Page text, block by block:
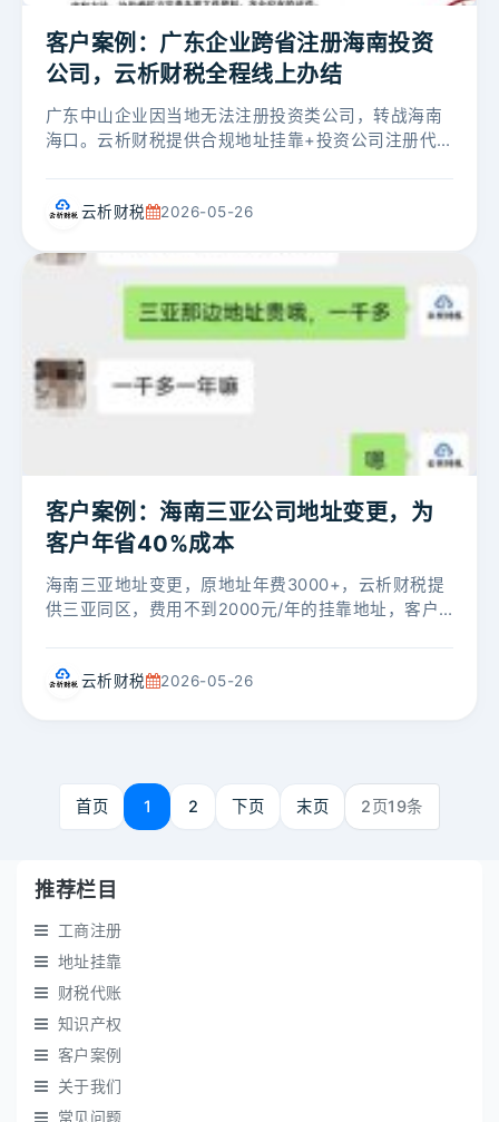
客户案例：广东企业跨省注册海南投资
公司，云析财税全程线上办结
广东中山企业因当地无法注册投资类公司，转战海南
海口。云析财税提供合规地址挂靠+投资公司注册代
云析财税 2026-05-26
客户案例：海南三亚公司地址变更，为
客户年省40%成本
海南三亚地址变更，原地址年费3000+，云析财税提
供三亚同区，费用不到2000元/年的挂靠地址，客户
云析财税 2026-05-26
首页 1 2 下页 末页 2页19条
推荐栏目
工商注册
地址挂靠
财税代账
知识产权
客户案例
关于我们
常见问题